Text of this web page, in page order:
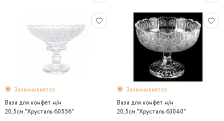
Заканчивается
Ваза для конфет н/н
20,5см."Хрусталь 60556"
Заканчивается
Ваза для конфет н/н
20,5см."Хрусталь 63040"